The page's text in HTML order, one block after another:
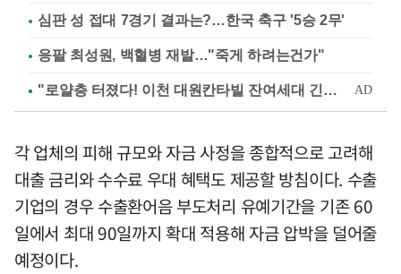
심판 성 접대 7경기 결과는?…한국 축구 '5승 2무'
응팔 최성원, 백혈병 재발…"죽게 하려는건가"
각 업체의 피해 규모와 자금 사정을 종합적으로 고려해
대출 금리와 수수료 우대 혜택도 제공할 방침이다. 수출
기업의 경우 수출환어음 부도처리 유예기간을 기존 60
일에서 최대 90일까지 확대 적용해 자금 압박을 덜어줄
예정이다.